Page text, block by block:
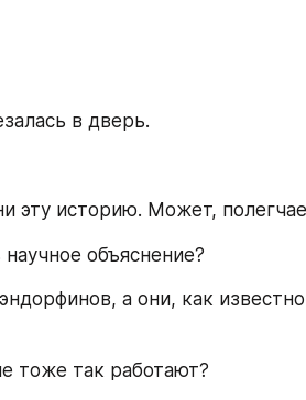
в дверь.
эту историю. Может,
объяснение?
а они, как
тоже так работают?